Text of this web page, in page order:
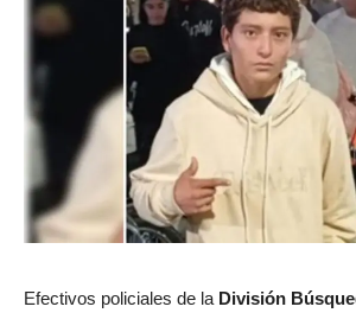
Efectivos policiales de la División